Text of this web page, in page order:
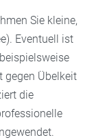
Sie kleine,
Eventuell ist
gegen Übelkeit
die